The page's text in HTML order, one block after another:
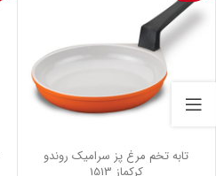
تابه تخم مرغ پز سرامیک روندو
کرکماز 1513